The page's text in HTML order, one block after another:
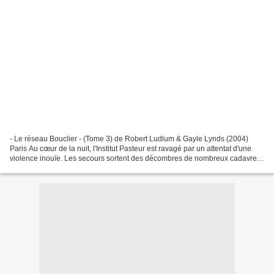
- Le réseau Bouclier - (Tome 3) de Robert Ludlum & Gayle Lynds (2004)
Paris Au cœur de la nuit, l'Institut Pasteur est ravagé par un attentat d'une
violence inouïe. Les secours sortent des décombres de nombreux cadavres